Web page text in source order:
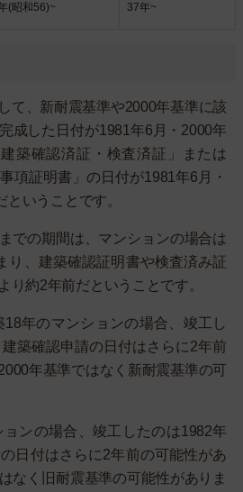
(昭和56)~ 37年~
て、新耐震基準や2000年基準に該
成した日付が1981年6月・2000年
築確認済証・検査済証」または
項証明書」の日付が1981年6月・
いうことです。
での期間は、マンションの場合は
り、建築確認証明書や検査済み証
り約2年前だということです。
年のマンションの場合、竣工し
築確認申請の日付はさらに2年前
年基準ではなく新耐震基準の可
ンの場合、竣工したのは1982年
日付はさらに2年前の可能性があ
なく旧耐震基準の可能性がありま